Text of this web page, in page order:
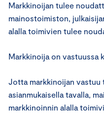
Markkinoijan tulee
mainostoimiston,
alalla toimivien tulee
Markkinoija on vastuussa
Jotta markkinoijan
asianmukaisella tavalla,
markkinoinnin alalla